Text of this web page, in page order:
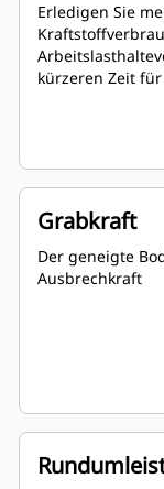
Erledigen Sie
kürzeren Zeit
Grabkraft
Der geneigte
Ausbrechkraft